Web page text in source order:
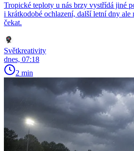
Tropické teploty u nás brzy vystřídá jiné
i krátkodobé ochlazení, další letní dny ale
čekat.
Světkreativity
dnes, 07:18
2 min